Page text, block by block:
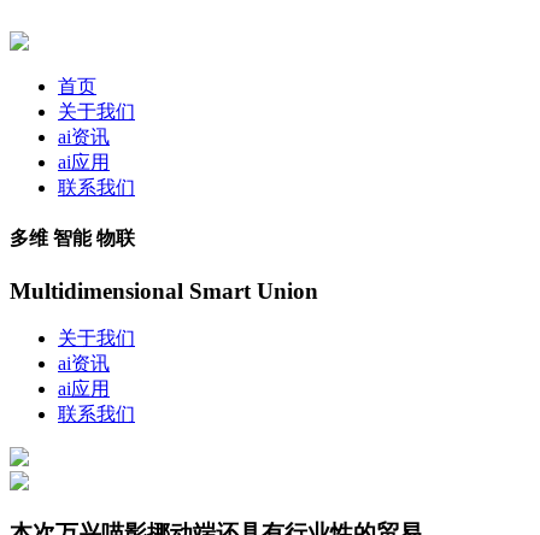
首页
关于我们
ai资讯
ai应用
联系我们
多维 智能 物联
Multidimensional Smart Union
关于我们
ai资讯
ai应用
联系我们